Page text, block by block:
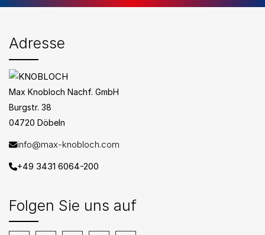
Adresse
Max Knobloch Nachf. GmbH
Burgstr. 38
04720 Döbeln
info@max-knobloch.com
+49 3431 6064-200
Folgen Sie uns auf